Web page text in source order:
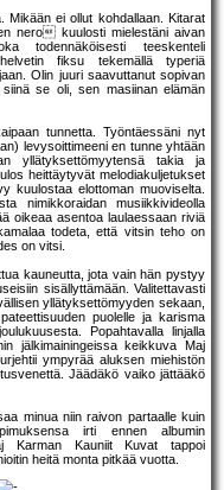
Mikään ei ollut kohdallaan. Kitarat
nero kuulosti mielestäni aivan
todennäköisesti teeskenteli
fiksu tekemällä typeriä
Olin juuri saavuttanut sopivan
se oli, sen masiinan elämän
tunnetta. Työntäessäni nyt
levysoittimeeni en tunne yhtään
yllätyksettömyytensä takia ja
heittäytyvät melodiakuljetukset
kuulostaa elottoman muoviselta.
nimikkoraidan musiikkivideolla
oikeaa asentoa laulaessaan riviä
todeta, että vitsin teho on
on vitsi.
kauneutta, jota vain hän pystyy
sisällyttämään. Valitettavasti
yllätyksettömyyden sekaan,
puolelle ja karisma
Popahtavalla linjalla
jälkimainingeissa keikkuva Maj
ympyrää aluksen miehistön
Jäädäkö vaiko jättääkö
minua niin raivon partaalle kuin
irti ennen albumin
Karman Kauniit Kuvat tappoi
heitä monta pitkää vuotta.